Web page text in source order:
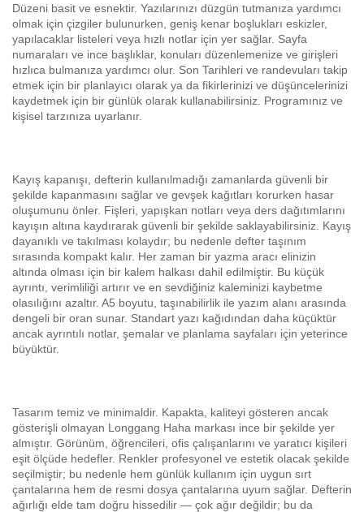
Düzeni basit ve esnektir. Yazılarınızı düzgün tutmanıza yardımcı
olmak için çizgiler bulunurken, geniş kenar boşlukları eskizler,
yapılacaklar listeleri veya hızlı notlar için yer sağlar. Sayfa
numaraları ve ince başlıklar, konuları düzenlemenize ve girişleri
hızlıca bulmanıza yardımcı olur. Son Tarihleri ve randevuları takip
etmek için bir planlayıcı olarak ya da fikirlerinizi ve düşüncelerinizi
kaydetmek için bir günlük olarak kullanabilirsiniz. Programınız ve
kişisel tarzınıza uyarlanır.
Kayış kapanışı, defterin kullanılmadığı zamanlarda güvenli bir
şekilde kapanmasını sağlar ve gevşek kağıtları korurken hasar
oluşumunu önler. Fişleri, yapışkan notları veya ders dağıtımlarını
kayışın altına kaydırarak güvenli bir şekilde saklayabilirsiniz. Kayış
dayanıklı ve takılması kolaydır; bu nedenle defter taşınım
sırasında kompakt kalır. Her zaman bir yazma aracı elinizin
altında olması için bir kalem halkası dahil edilmiştir. Bu küçük
ayrıntı, verimliliği artırır ve en sevdiğiniz kaleminizi kaybetme
olasılığını azaltır. A5 boyutu, taşınabilirlik ile yazım alanı arasında
dengeli bir oran sunar. Standart yazı kağıdından daha küçüktür
ancak ayrıntılı notlar, şemalar ve planlama sayfaları için yeterince
büyüktür.
Tasarım temiz ve minimaldir. Kapakta, kaliteyi gösteren ancak
gösterişli olmayan Longgang Haha markası ince bir şekilde yer
almıştır. Görünüm, öğrencileri, ofis çalışanlarını ve yaratıcı kişileri
eşit ölçüde hedefler. Renkler profesyonel ve estetik olacak şekilde
seçilmiştir; bu nedenle hem günlük kullanım için uygun sırt
çantalarına hem de resmi dosya çantalarına uyum sağlar. Defterin
ağırlığı elde tam doğru hissedilir — çok ağır değildir; bu da